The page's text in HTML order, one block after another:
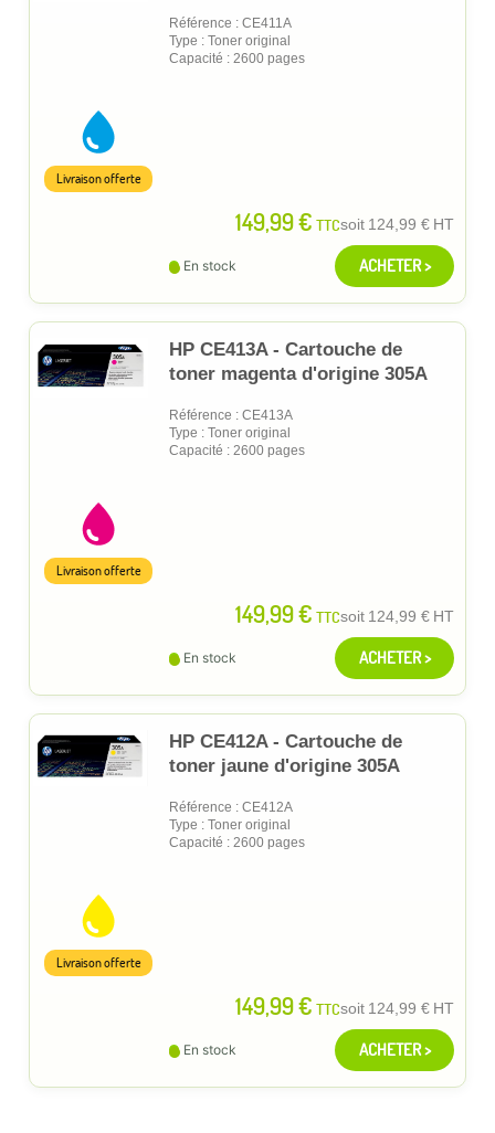
Référence : CE411A
Type : Toner original
Capacité : 2600 pages
149,99 € TTCsoit 124,99 € HT
Livraison offerte
En stock ACHETER >
HP CE413A - Cartouche de
toner magenta d'origine 305A
Référence : CE413A
Type : Toner original
Capacité : 2600 pages
149,99 € TTCsoit 124,99 € HT
Livraison offerte
En stock ACHETER >
HP CE412A - Cartouche de
toner jaune d'origine 305A
Référence : CE412A
Type : Toner original
Capacité : 2600 pages
149,99 € TTCsoit 124,99 € HT
Livraison offerte
En stock ACHETER >